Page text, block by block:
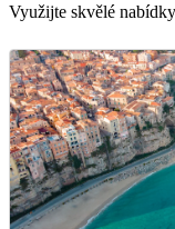
Využijte skvělé